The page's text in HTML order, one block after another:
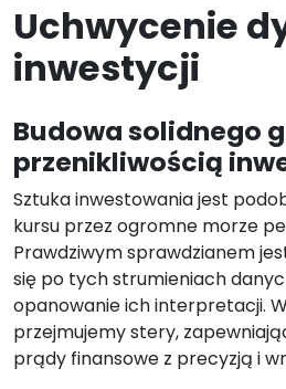
Uchwycenie
inwestycji
Budowa solidnego
przenikliwością
Sztuka inwestowania jest
kursu przez ogromne morze
Prawdziwym sprawdzianem
się po tych strumieniach
opanowanie ich interpretacji.
przejmujemy stery,
prądy finansowe z precyzją i